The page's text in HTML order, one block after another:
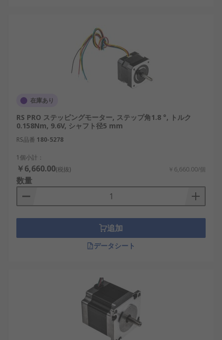
在庫あり
RS PRO ステッピングモーター, ステップ角1.8 °, トルク
0.158Nm, 9.6V, シャフト径5 mm
RS品番 180-5278
1個小計：
￥6,660.00(税抜) ￥6,660.00/個
数量
追加
データシート